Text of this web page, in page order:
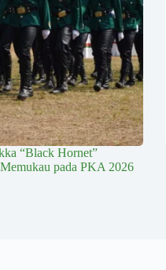
“Black Hornet”
pada PKA 2026